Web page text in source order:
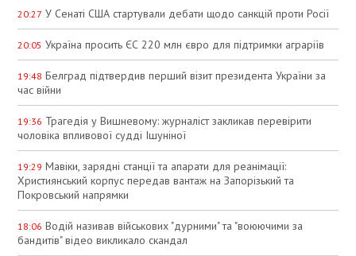
20:27 У Сенаті США стартували дебати щодо санкцій проти Росії
20:05 Україна просить ЄС 220 млн євро для підтримки аграріїв
19:48 Белград підтвердив перший візит президента України за
час війни
19:36 Трагедія у Вишневому: журналіст закликав перевірити
чоловіка впливової судді Ішуніної
19:29 Мавіки, зарядні станції та апарати для реанімації:
Християнський корпус передав вантаж на Запорізький та
Покровський напрямки
18:06 Водій називав військових "дурними" та "воюючими за
бандитів" відео викликало скандал